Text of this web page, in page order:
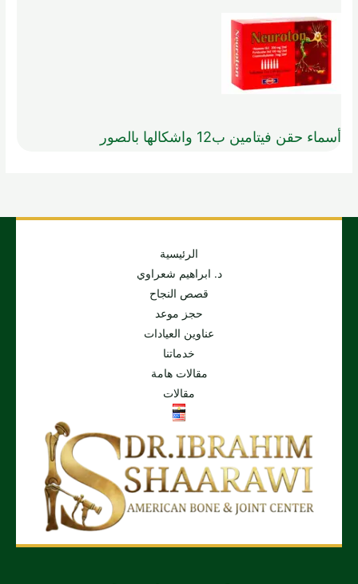
أسماء حقن فيتامين ب12 واشكالها بالصور
الرئيسية
د. ابراهيم شعراوي
قصص النجاح
حجز موعد
عناوين العيادات
خدماتنا
مقالات هامة
مقالات